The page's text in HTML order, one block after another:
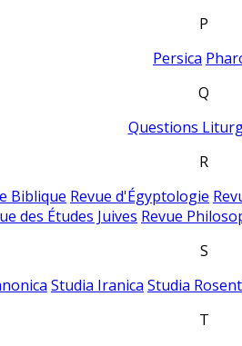
P
Persica
Q
Questions
R
Biblique Revue d'Égyptologie
des Études Juives Revue
S
Studia Iranica Studia
T